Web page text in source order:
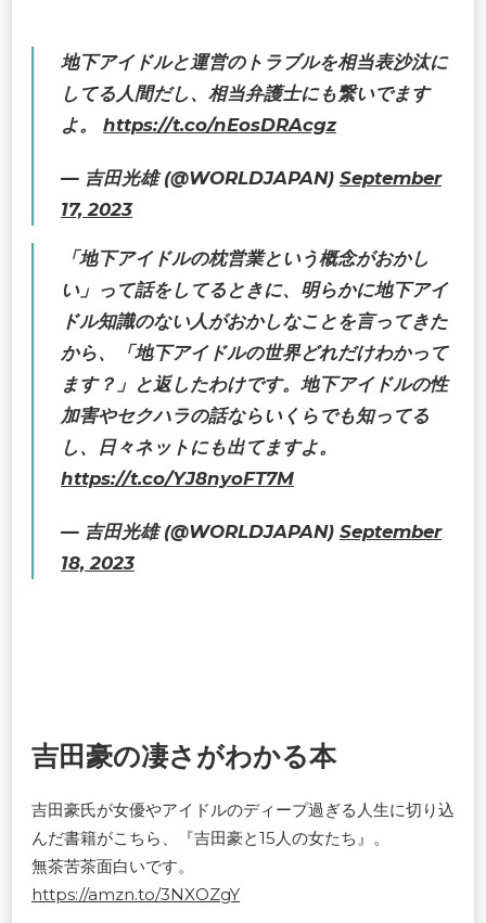
地下アイドルと運営のトラブルを相当表沙汰に
してる人間だし、相当弁護士にも繋いでます
よ。 https://t.co/nEosDRAcgz
— 吉田光雄 (@WORLDJAPAN) September
17, 2023
「地下アイドルの枕営業という概念がおかし
い」って話をしてるときに、明らかに地下アイ
ドル知識のない人がおかしなことを言ってきた
から、「地下アイドルの世界どれだけわかって
ます？」と返したわけです。地下アイドルの性
加害やセクハラの話ならいくらでも知ってる
し、日々ネットにも出てますよ。
https://t.co/YJ8nyoFT7M
— 吉田光雄 (@WORLDJAPAN) September
18, 2023
吉田豪の凄さがわかる本
吉田豪氏が女優やアイドルのディープ過ぎる人生に切り込
んだ書籍がこちら、『吉田豪と15人の女たち』。
無茶苦茶面白いです。
https://amzn.to/3NXOZgY